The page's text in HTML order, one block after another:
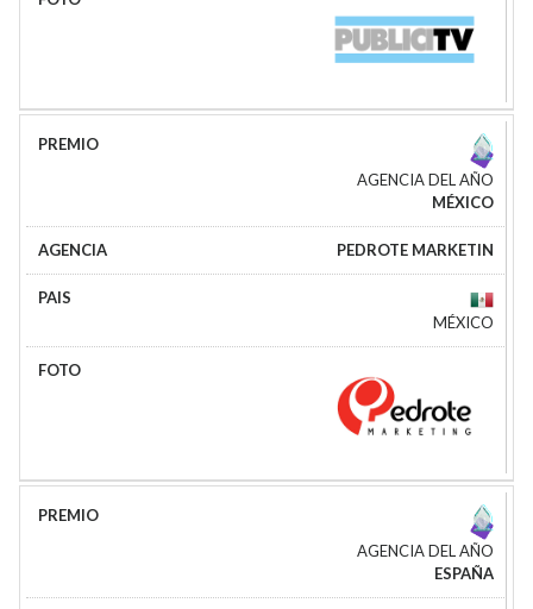
AGENCIA DEL AÑO
MÉXICO
PEDROTE MARKETIN
MÉXICO
AGENCIA DEL AÑO
ESPAÑA